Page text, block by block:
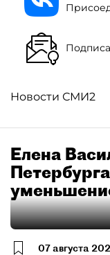
Новости СМИ2
Елена
07 августа